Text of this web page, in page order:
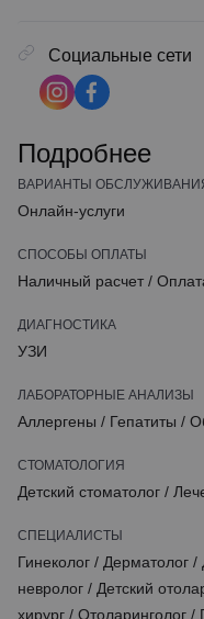
Социальные сети
Подробнее
ВАРИАНТЫ
Онлайн-услуги
СПОСОБЫ ОПЛАТЫ
Наличный расчет /
ДИАГНОСТИКА
УЗИ
ЛАБОРАТОРНЫЕ АНАЛИЗЫ
Аллергены / Гепатиты /
СТОМАТОЛОГИЯ
Детский стоматолог /
СПЕЦИАЛИСТЫ
Гинеколог / Дерматолог /
невролог / Детский
хирург / Отоларинголог /